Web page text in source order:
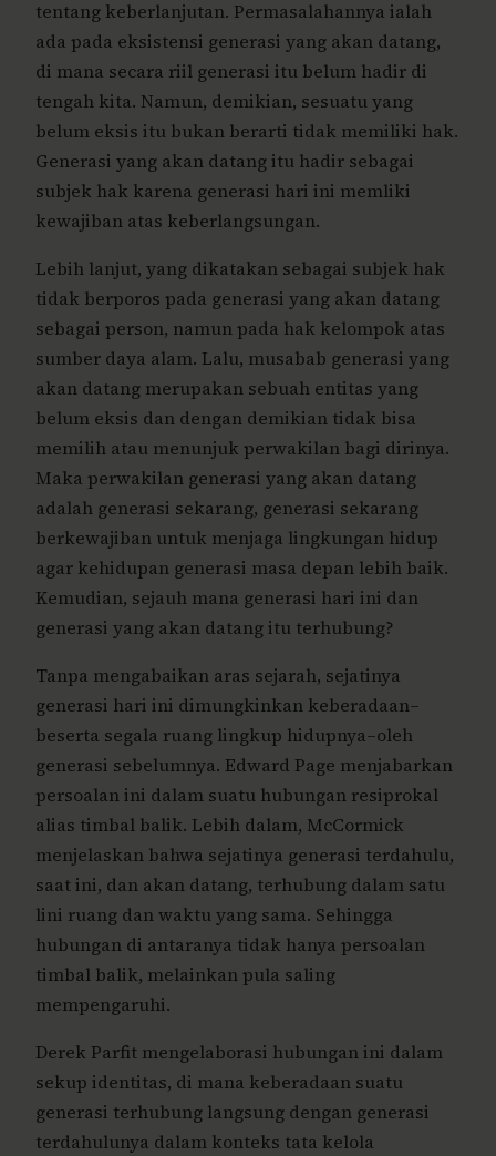
tentang keberlanjutan. Permasalahannya ialah
ada pada eksistensi generasi yang akan datang,
di mana secara riil generasi itu belum hadir di
tengah kita. Namun, demikian, sesuatu yang
belum eksis itu bukan berarti tidak memiliki hak.
Generasi yang akan datang itu hadir sebagai
subjek hak karena generasi hari ini memliki
kewajiban atas keberlangsungan.
Lebih lanjut, yang dikatakan sebagai subjek hak
tidak berporos pada generasi yang akan datang
sebagai person, namun pada hak kelompok atas
sumber daya alam. Lalu, musabab generasi yang
akan datang merupakan sebuah entitas yang
belum eksis dan dengan demikian tidak bisa
memilih atau menunjuk perwakilan bagi dirinya.
Maka perwakilan generasi yang akan datang
adalah generasi sekarang, generasi sekarang
berkewajiban untuk menjaga lingkungan hidup
agar kehidupan generasi masa depan lebih baik.
Kemudian, sejauh mana generasi hari ini dan
generasi yang akan datang itu terhubung?
Tanpa mengabaikan aras sejarah, sejatinya
generasi hari ini dimungkinkan keberadaan–
beserta segala ruang lingkup hidupnya–oleh
generasi sebelumnya. Edward Page menjabarkan
persoalan ini dalam suatu hubungan resiprokal
alias timbal balik. Lebih dalam, McCormick
menjelaskan bahwa sejatinya generasi terdahulu,
saat ini, dan akan datang, terhubung dalam satu
lini ruang dan waktu yang sama. Sehingga
hubungan di antaranya tidak hanya persoalan
timbal balik, melainkan pula saling
mempengaruhi.
Derek Parfit mengelaborasi hubungan ini dalam
sekup identitas, di mana keberadaan suatu
generasi terhubung langsung dengan generasi
terdahulunya dalam konteks tata kelola